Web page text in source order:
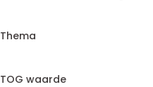
Thema
TOG waarde